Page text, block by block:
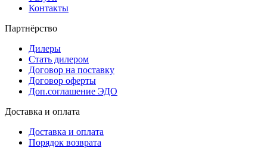
Контакты
Партнёрство
Дилеры
Стать дилером
Договор на поставку
Договор оферты
Доп.соглашение ЭДО
Доставка и оплата
Доставка и оплата
Порядок возврата